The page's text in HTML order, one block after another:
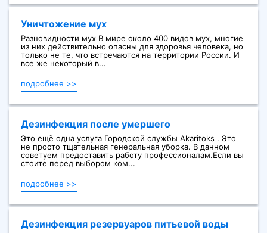
Уничтожение мух
Разновидности мух В мире около 400 видов мух, многие
из них действительно опасны для здоровья человека, но
только не те, что встречаются на территории России. И
все же некоторый в...
подробнее >>
Дезинфекция после умершего
Это ещё одна услуга Городской службы Akaritoks . Это
не просто тщательная генеральная уборка. В данном
советуем предоставить работу профессионалам.Если вы
стоите перед выбором ком...
подробнее >>
Дезинфекция резервуаров питьевой воды